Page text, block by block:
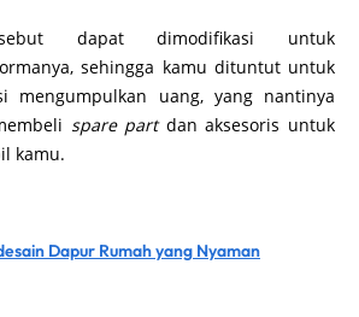
dapat dimodifikasi untuk
sehingga kamu dituntut untuk
mengumpulkan uang, yang nantinya
spare partdan aksesoris untuk
kamu.
Dapur Rumah yang Nyaman